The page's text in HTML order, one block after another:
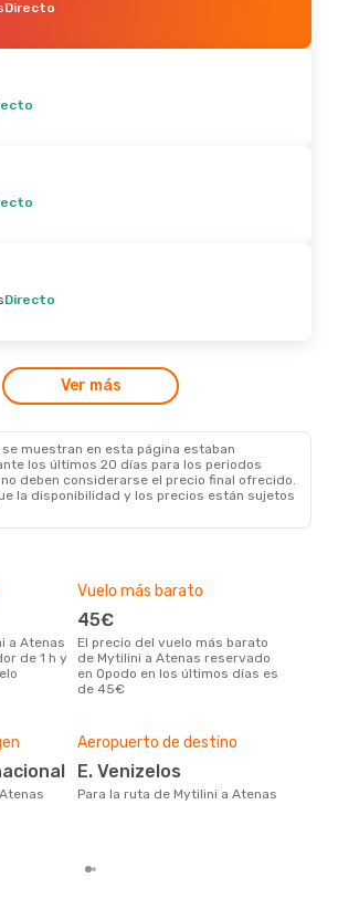
Directo
Directo
Ver más
muestran en esta página estaban
los últimos 20 días para los periodos
deben considerarse el precio final ofrecido.
la disponibilidad y los precios están sujetos
de 1 h y
Vuelo más barato
45€
El precio del vuelo más barato
de Mytilini a Atenas reservado
en Opodo en los últimos días es
de 45€
Aeropuerto de destino
E. Venizelos
Para la ruta de Mytilini a Atenas